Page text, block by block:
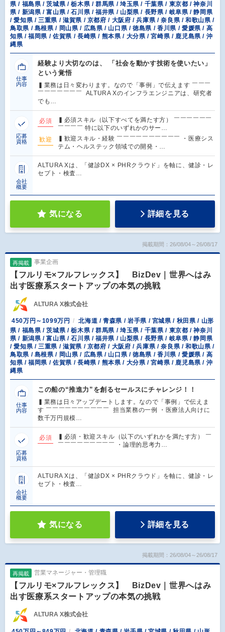
県 / 福島県 / 茨城県 / 栃木県 / 群馬県 / 埼玉県 / 千葉県 / 東京都 / 神奈川
県 / 新潟県 / 富山県 / 石川県 / 福井県 / 山梨県 / 長野県 / 岐阜県 / 静岡県
/ 愛知県 / 三重県 / 滋賀県 / 京都府 / 大阪府 / 兵庫県 / 奈良県 / 和歌山県 /
鳥取県 / 島根県 / 岡山県 / 広島県 / 山口県 / 徳島県 / 香川県 / 愛媛県 / 高
知県 / 福岡県 / 佐賀県 / 長崎県 / 熊本県 / 大分県 / 宮崎県 / 鹿児島県 / 沖
縄県
仕事
内容
経験より大切なのは、 「社会を動かす技術を使いたい」
という覚悟
▍業務は日々変わります。なので「事例」で伝えます ￣￣￣
￣￣￣￣￣￣￣ ALTURA Xのインフラエンジニアは、研究者
でも…
応募
資格
必須
▍必須スキル（以下すべてを満たす方） ￣￣￣￣￣￣
￣￣￣￣ 特に以下のいずれかのサー…
歓迎
▍歓迎スキル・経験 ￣￣￣￣￣￣￣￣￣￣ ・医療シス
テム・ヘルステック領域での開発・…
会社
概要
ALTURA Xは、「健診DX × PHRクラウド」を軸に、健診・レ
セプト・検査…
気になる 詳細を見る
掲載期間：26/08/04～26/08/17
再掲載 事業企画
【フルリモ×フルフレックス】 BizDev｜世界へはみ
出す医療系スタートアップの本気の挑戦
ALTURA X株式会社
450万円～1099万円
北海道 / 青森県 / 岩手県 / 宮城県 / 秋田県 / 山形
県 / 福島県 / 茨城県 / 栃木県 / 群馬県 / 埼玉県 / 千葉県 / 東京都 / 神奈川
県 / 新潟県 / 富山県 / 石川県 / 福井県 / 山梨県 / 長野県 / 岐阜県 / 静岡県
/ 愛知県 / 三重県 / 滋賀県 / 京都府 / 大阪府 / 兵庫県 / 奈良県 / 和歌山県 /
鳥取県 / 島根県 / 岡山県 / 広島県 / 山口県 / 徳島県 / 香川県 / 愛媛県 / 高
知県 / 福岡県 / 佐賀県 / 長崎県 / 熊本県 / 大分県 / 宮崎県 / 鹿児島県 / 沖
縄県
仕事
内容
この船の“推進力”を創るセールスにチャレンジ！！
▍業務は日々アップデートします。なので「事例」で伝えま
す ￣￣￣￣￣￣￣￣￣￣ 担当業務の一例 ・医療法人向けに
数千万円規模…
応募
資格
必須
▍必須・歓迎スキル（以下のいずれかを満たす方） ￣
￣￣￣￣￣￣￣￣￣ ・論理的思考力…
会社
概要
ALTURA Xは、「健診DX × PHRクラウド」を軸に、健診・レ
セプト・検査…
気になる 詳細を見る
掲載期間：26/08/04～26/08/17
再掲載 営業マネージャー・管理職
【フルリモ×フルフレックス】 BizDev｜世界へはみ
出す医療系スタートアップの本気の挑戦
ALTURA X株式会社